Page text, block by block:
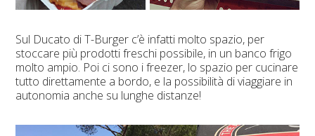
Sul Ducato di T-Burger c’è infatti molto spazio, per
stoccare più prodotti freschi possibile, in un banco frigo
molto ampio. Poi ci sono i freezer, lo spazio per cucinare
tutto direttamente a bordo, e la possibilità di viaggiare in
autonomia anche su lunghe distanze!